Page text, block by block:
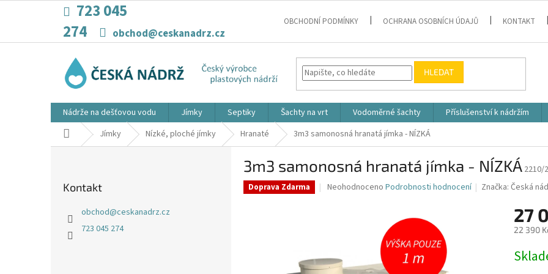
723 045
274
obchod@ceskanadrz.cz
OBCHODNÍ PODMÍNKY OCHRANA OSOBNÍCH ÚDAJŮ KONTAKT
HLEDAT
Nádrže na dešťovou vodu Jímky Septiky Šachty na vrt Vodoměrné šachty Příslušenství k nádržím
Domů Jímky Nízké, ploché jímky Hranaté 3m3 samonosná hranatá jímka - NÍZKÁ
Kontakt
obchod@ceskanadrz.cz
723 045 274
3m3 samonosná hranatá jímka - NÍZKÁ 2210/
Doprava Zdarma
Průměrné
5
hvězdiček.
Neohodnoceno Podrobnosti hodnocení Značka:Česká
27
22 390
cena: